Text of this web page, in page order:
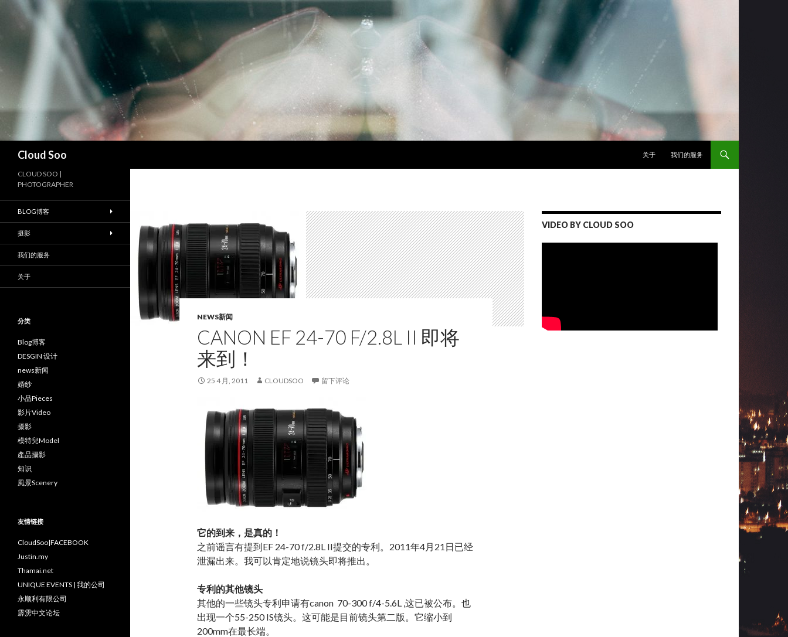
Cloud Soo
关于
我们的服务
NEWS新闻
CANON EF 24-70 F/2.8L II 即将
来到！
25 4 月, 2011 CLOUDSOO 留下评论
它的到来，是真的！
之前谣言有提到EF 24-70 f/2.8L II提交的专利。2011年4月21日已经
泄漏出来。我可以肯定地说镜头即将推出。
专利的其他镜头
其他的一些镜头专利申请有canon 70-300 f/4-5.6L ,这已被公布。也
出现一个55-250 IS镜头。这可能是目前镜头第二版。它缩小到
200mm在最长端。
VIDEO BY CLOUD SOO
CLOUD SOO |
PHOTOGRAPHER
BLOG博客
摄影
我们的服务
关于
分类
Blog博客
DESGIN 设计
news新闻
婚纱
小品Pieces
影片Video
摄影
模特兒Model
產品攝影
知识
風景Scenery
友情链接
CloudSoo|FACEBOOK
Justin.my
Thamai.net
UNIQUE EVENTS | 我的公司
永顺利有限公司
霹雳中文论坛